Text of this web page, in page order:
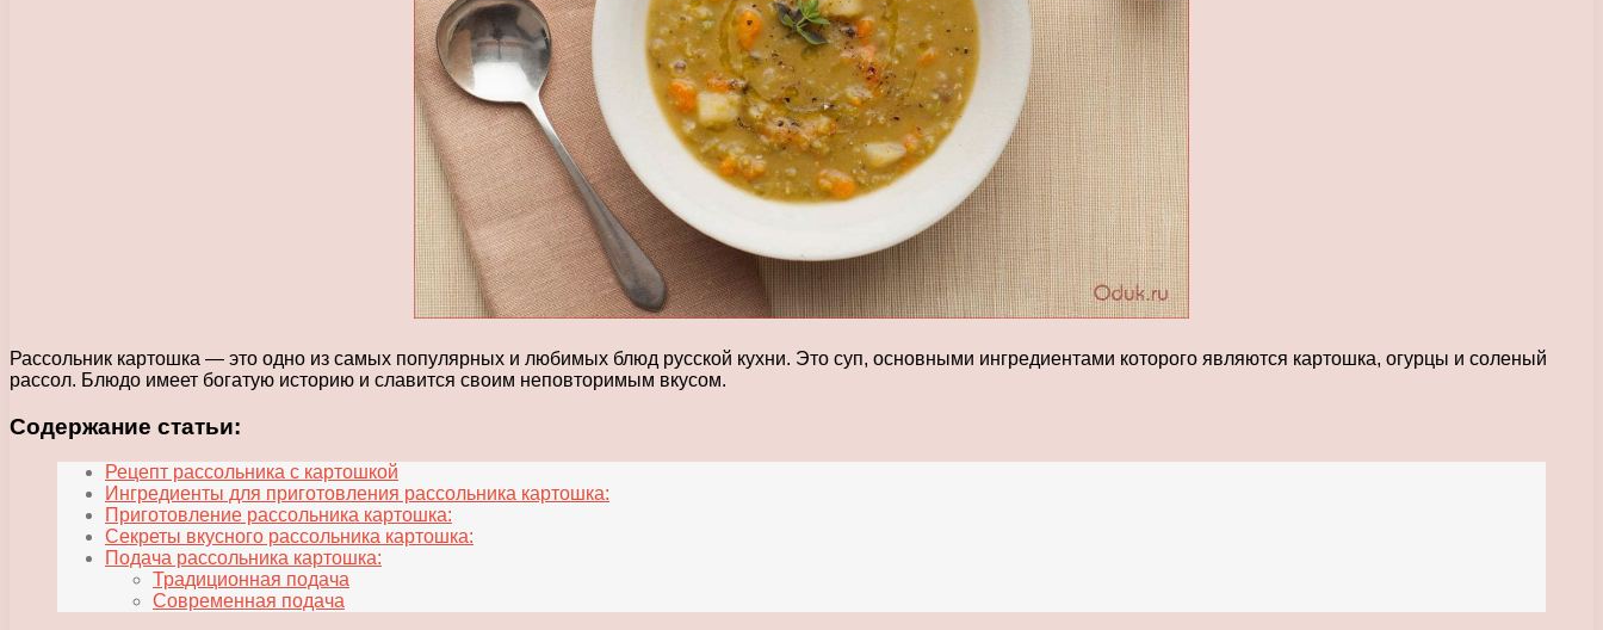
Рассольник картошка — это одно из самых популярных и любимых блюд русской кухни. Это суп, основными ингредиентами которого являются картошка, огурцы и соленый
рассол. Блюдо имеет богатую историю и славится своим неповторимым вкусом.
Содержание статьи:
Рецепт рассольника с картошкой
Ингредиенты для приготовления рассольника картошка:
Приготовление рассольника картошка:
Секреты вкусного рассольника картошка:
Подача рассольника картошка:
Традиционная подача
Современная подача